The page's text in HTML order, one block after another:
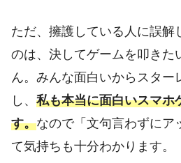
ただ、擁護している人に誤解
のは、決してゲームを叩きた
ん。みんな面白いからスター
し、 私も本当に面白いスマホ
す。なので「文句言わずにア
て気持ちも十分わかります。